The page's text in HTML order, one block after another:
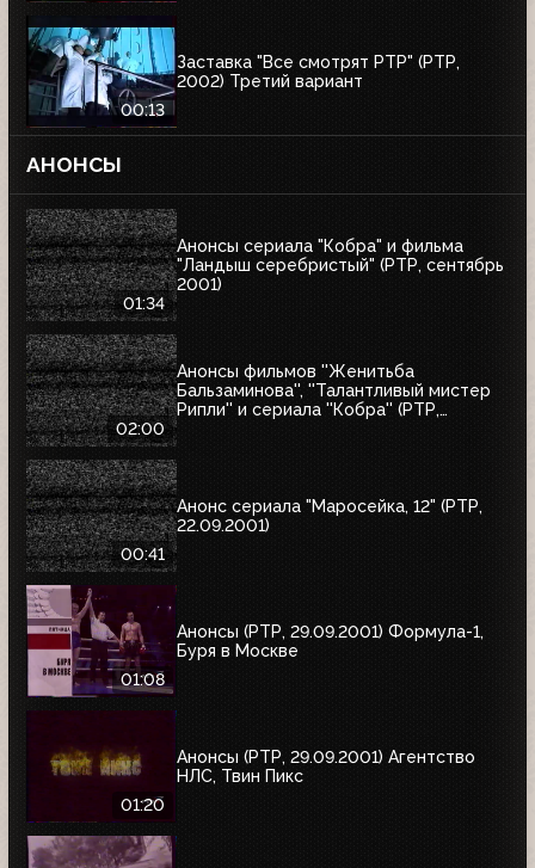
00:13
Заставка "Все смотрят РТР" (РТР,
2002) Третий вариант
АНОНСЫ
01:34
Анонсы сериала "Кобра" и фильма
"Ландыш серебристый" (РТР, сентябрь
2001)
02:00
Анонсы фильмов ''Женитьба
Бальзаминова'', ''Талантливый мистер
Рипли'' и сериала ''Кобра'' (РТР,
00:41
Анонс сериала "Маросейка, 12" (РТР,
22.09.2001)
01:08
Анонсы (РТР, 29.09.2001) Формула-1,
Буря в Москве
01:20
Анонсы (РТР, 29.09.2001) Агентство
НЛС, Твин Пикс